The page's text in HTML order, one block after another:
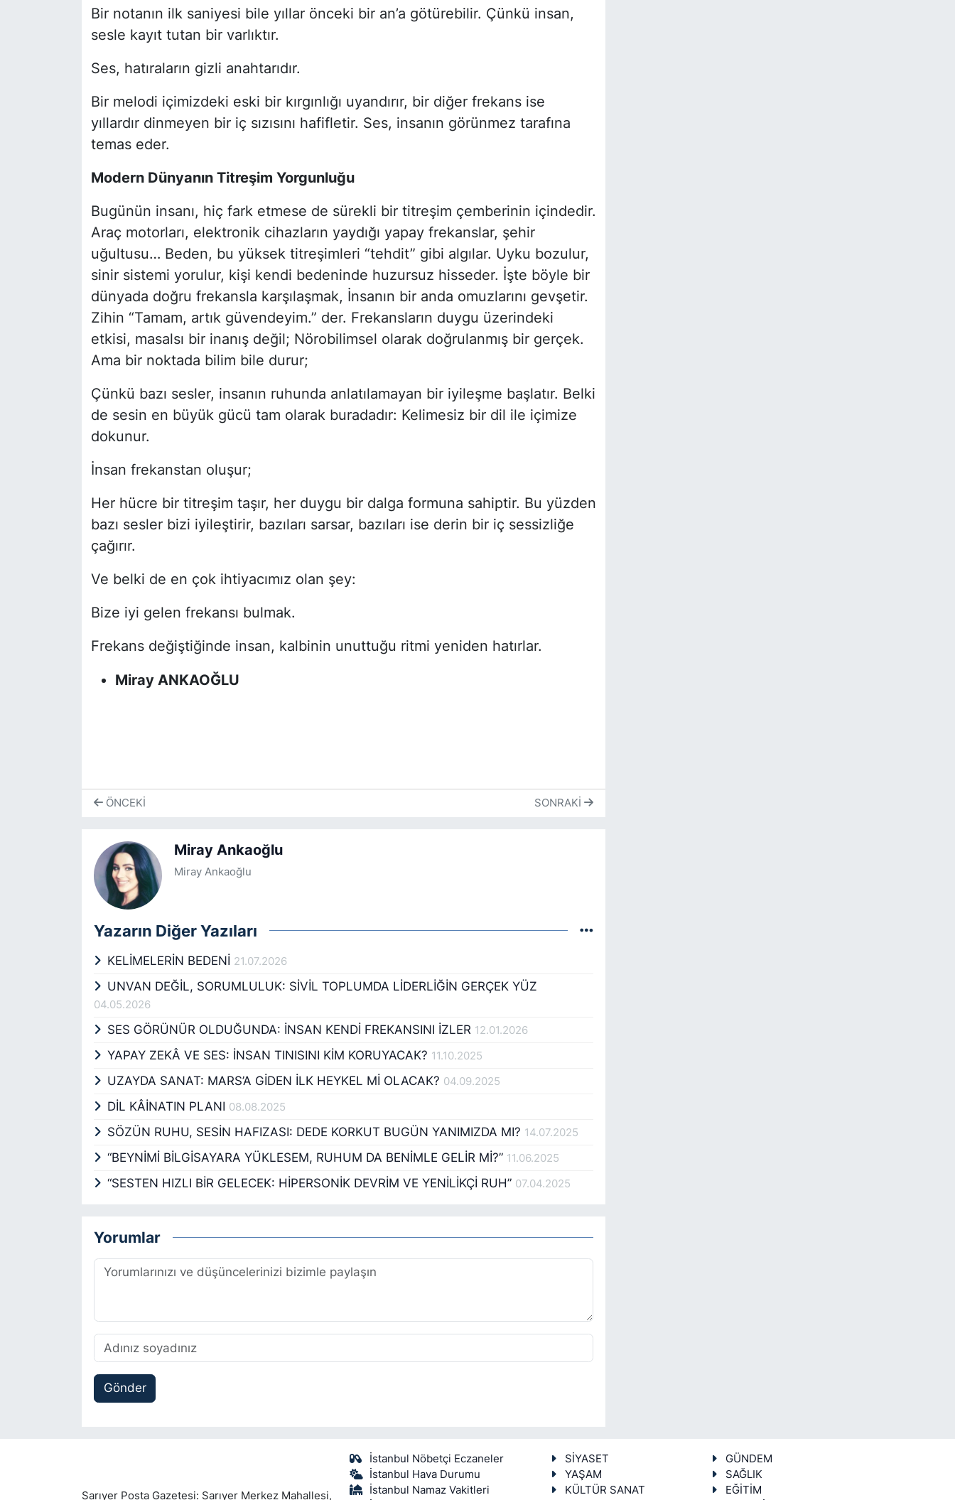
Bir notanın ilk saniyesi bile yıllar önceki bir an’a götürebilir. Çünkü insan,
sesle kayıt tutan bir varlıktır.
Ses, hatıraların gizli anahtarıdır.
Bir melodi içimizdeki eski bir kırgınlığı uyandırır, bir diğer frekans ise
yıllardır dinmeyen bir iç sızısını hafifletir. Ses, insanın görünmez tarafına
temas eder.
Modern Dünyanın Titreşim Yorgunluğu
Bugünün insanı, hiç fark etmese de sürekli bir titreşim çemberinin içindedir.
Araç motorları, elektronik cihazların yaydığı yapay frekanslar, şehir
uğultusu… Beden, bu yüksek titreşimleri “tehdit” gibi algılar. Uyku bozulur,
sinir sistemi yorulur, kişi kendi bedeninde huzursuz hisseder. İşte böyle bir
dünyada doğru frekansla karşılaşmak, İnsanın bir anda omuzlarını gevşetir.
Zihin “Tamam, artık güvendeyim.” der. Frekansların duygu üzerindeki
etkisi, masalsı bir inanış değil; Nörobilimsel olarak doğrulanmış bir gerçek.
Ama bir noktada bilim bile durur;
Çünkü bazı sesler, insanın ruhunda anlatılamayan bir iyileşme başlatır. Belki
de sesin en büyük gücü tam olarak buradadır: Kelimesiz bir dil ile içimize
dokunur.
İnsan frekanstan oluşur;
Her hücre bir titreşim taşır, her duygu bir dalga formuna sahiptir. Bu yüzden
bazı sesler bizi iyileştirir, bazıları sarsar, bazıları ise derin bir iç sessizliğe
çağırır.
Ve belki de en çok ihtiyacımız olan şey:
Bize iyi gelen frekansı bulmak.
Frekans değiştiğinde insan, kalbinin unuttuğu ritmi yeniden hatırlar.
Miray ANKAOĞLU
ÖNCEKI SONRAKI
Miray Ankaoğlu
Miray Ankaoğlu
Yazarın Diğer Yazıları
KELİMELERİN BEDENİ 21.07.2026
UNVAN DEĞİL, SORUMLULUK: SİVİL TOPLUMDA LİDERLİĞİN GERÇEK YÜZ
04.05.2026
SES GÖRÜNÜR OLDUĞUNDA: İNSAN KENDİ FREKANSINI İZLER 12.01.2026
YAPAY ZEKÂ VE SES: İNSAN TINISINI KİM KORUYACAK? 11.10.2025
UZAYDA SANAT: MARS’A GİDEN İLK HEYKEL Mİ OLACAK? 04.09.2025
DİL KÂİNATIN PLANI 08.08.2025
SÖZÜN RUHU, SESİN HAFIZASI: DEDE KORKUT BUGÜN YANIMIZDA MI? 14.07.2025
“BEYNİMİ BİLGİSAYARA YÜKLESEM, RUHUM DA BENİMLE GELİR Mİ?” 11.06.2025
“SESTEN HIZLI BİR GELECEK: HİPERSONİK DEVRİM VE YENİLİKÇİ RUH” 07.04.2025
Yorumlar
Gönder
Sarıyer Posta Gazetesi: Sarıyer Merkez Mahallesi,
İstanbul Nöbetçi Eczaneler
İstanbul Hava Durumu
İstanbul Namaz Vakitleri
SİYASET
GÜNDEM
YAŞAM
SAĞLIK
KÜLTÜR SANAT
EĞİTİM